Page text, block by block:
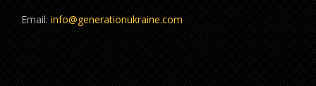
Email: info@generationukraine.com